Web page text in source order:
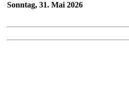
Sonntag, 31. Mai 2026